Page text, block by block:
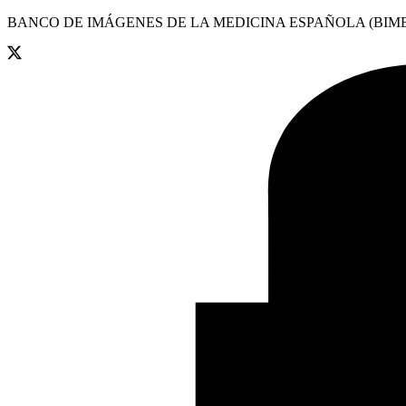
BANCO DE IMÁGENES DE LA MEDICINA ESPAÑOLA